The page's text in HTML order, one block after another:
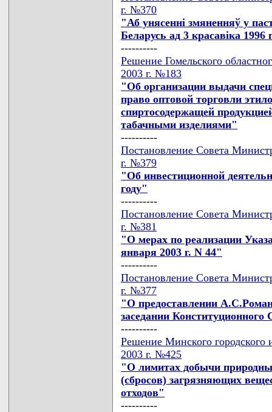
г. №370
"Аб унясеннi змяненняў у
Беларусь ад 3 красавiка 1996
----------
Решение Гомельского
2003 г. №183
"Об организации выдачи
право оптовой торговли
спиртосодержащей
табачными изделиями"
----------
Постановление Совета
г. №379
"Об инвестиционной
году"
----------
Постановление Совета
г. №381
"О мерах по реализации
января 2003 г. N 44"
----------
Постановление Совета
г. №377
"О предоставлении
заседании Конституционного
----------
Решение Минского городского
2003 г. №425
"О лимитах добычи
(сбросов) загрязняющих
отходов"
----------